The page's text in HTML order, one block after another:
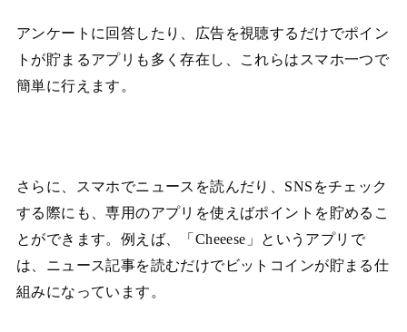
アンケートに回答したり、広告を視聴するだけでポイン
トが貯まるアプリも多く存在し、これらはスマホ一つで
簡単に行えます。
さらに、スマホでニュースを読んだり、SNSをチェック
する際にも、専用のアプリを使えばポイントを貯めるこ
とができます。例えば、「Cheeese」というアプリで
は、ニュース記事を読むだけでビットコインが貯まる仕
組みになっています。